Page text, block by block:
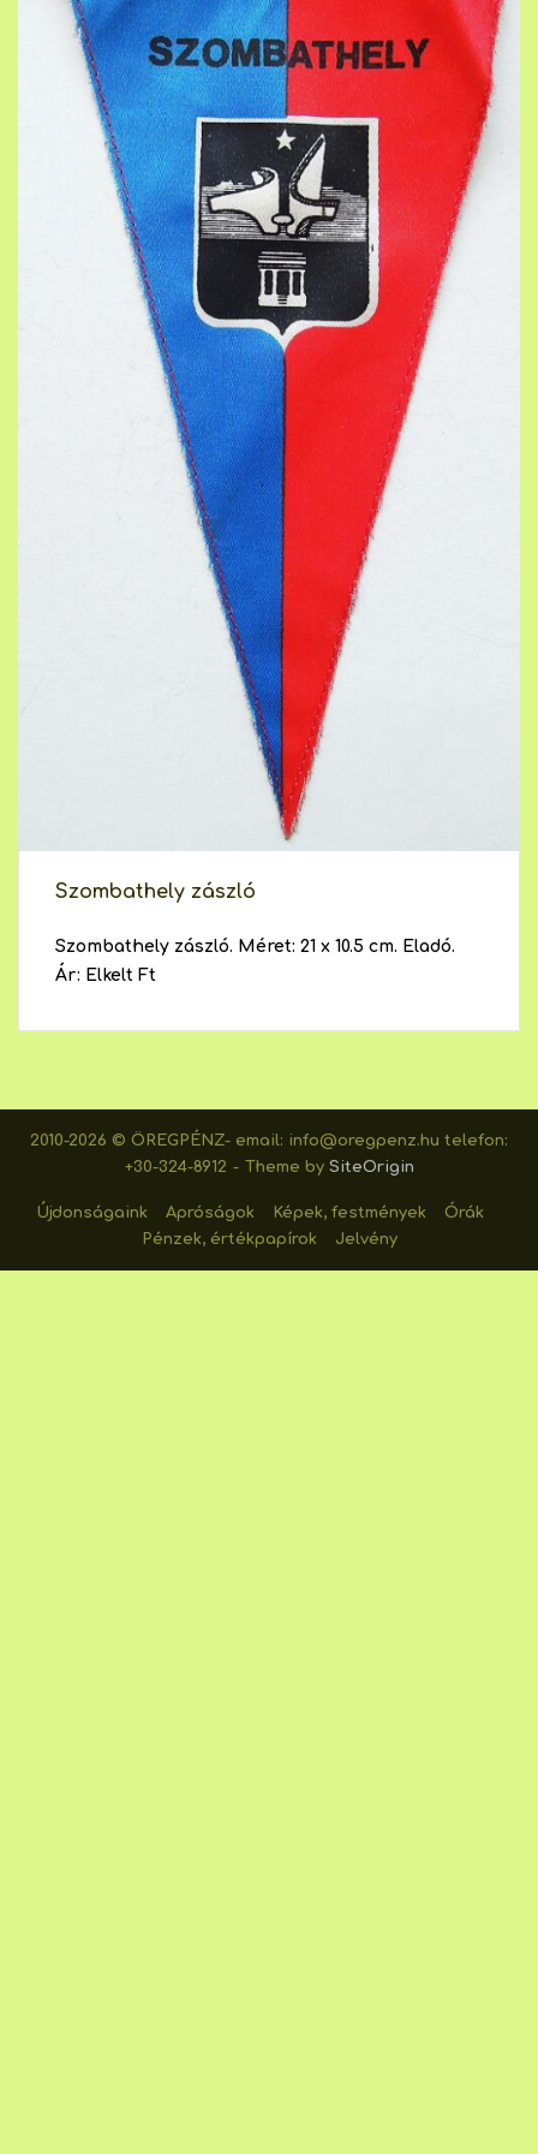
Szombathely zászló
Szombathely zászló. Méret: 21 x 10.5 cm. Eladó.
Ár: Elkelt Ft
2010-2026 © ÖREGPÉNZ- email: info@oregpenz.hu telefon:
+30-324-8912
Theme by SiteOrigin
Újdonságaink Apróságok Képek, festmények
Órák
Pénzek, értékpapírok
Jelvény